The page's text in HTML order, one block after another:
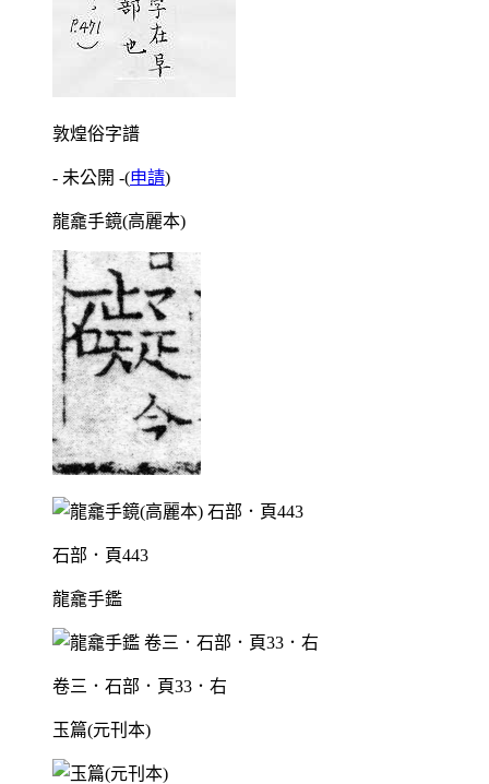
敦煌俗字譜
- 未公開 -(申請)
龍龕手鏡(高麗本)
石部．頁443
龍龕手鑑
卷三．石部．頁33．右
玉篇(元刊本)